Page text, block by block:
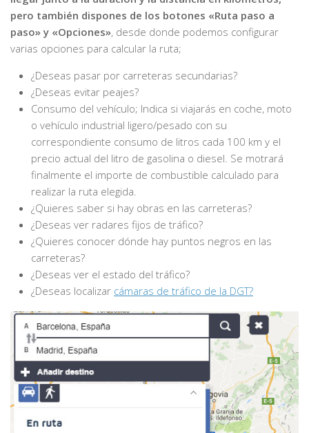
pero también dispones de los botones «Ruta paso a
paso» y «Opciones», desde donde podemos configurar
varias opciones para calcular la ruta;
¿Deseas pasar por carreteras secundarias?
¿Deseas evitar peajes?
Consumo del vehículo; Indica si viajarás en coche, moto
o vehículo industrial ligero/pesado con su
correspondiente consumo de litros cada 100 km y el
precio actual del litro de gasolina o diesel. Se motrará
finalmente el importe de combustible calculado para
realizar la ruta elegida.
¿Quieres saber si hay obras en las carreteras?
¿Deseas ver radares fijos de tráfico?
¿Quieres conocer dónde hay puntos negros en las
carreteras?
¿Deseas ver el estado del tráfico?
¿Deseas localizar cámaras de tráfico de la DGT?